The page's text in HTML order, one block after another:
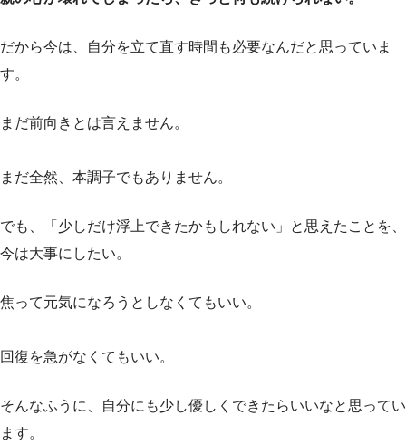
だから今は、自分を立て直す時間も必要なんだと思っていま
す。
まだ前向きとは言えません。
まだ全然、本調子でもありません。
でも、「少しだけ浮上できたかもしれない」と思えたことを、
今は大事にしたい。
焦って元気になろうとしなくてもいい。
回復を急がなくてもいい。
そんなふうに、自分にも少し優しくできたらいいなと思ってい
ます。